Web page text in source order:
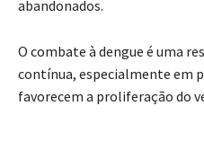
abandonados.
O combate à dengue é uma
contínua, especialmente em
favorecem a proliferação do